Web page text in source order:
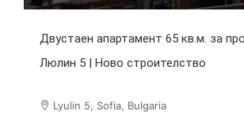
Двустаен апартамент 65 кв.м. за
Люлин 5 | Ново строителство
Lyulin 5, Sofia, Bulgaria